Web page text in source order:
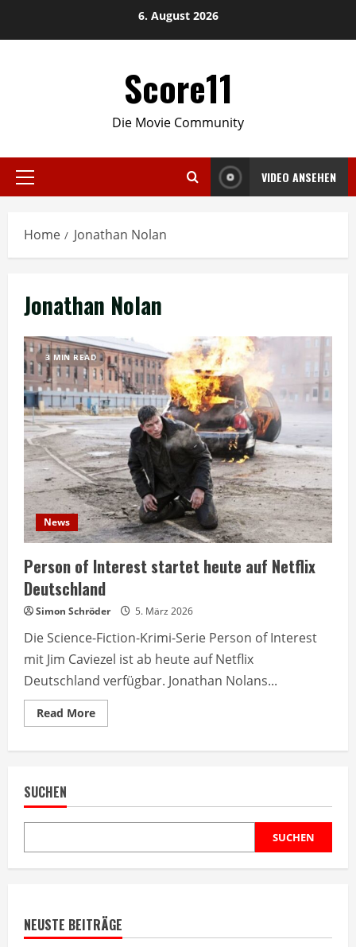
6. August 2026
Score11
Die Movie Community
Primary
VIDEO ANSEHEN
Home Jonathan Nolan
Jonathan Nolan
3 MIN READ
News
Person of Interest startet heute auf Netflix
Deutschland
Simon Schröder 5. März 2026
Die Science-Fiction-Krimi-Serie Person of Interest
mit Jim Caviezel ist ab heute auf Netflix
Deutschland verfügbar. Jonathan Nolans...
Read MoreRead
more
Netflix
Deutschland
SUCHEN
SUCHEN
NEUSTE BEITRÄGE